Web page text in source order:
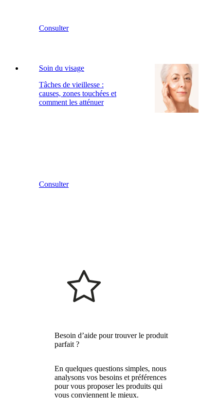
Consulter
Soin du visage
Tâches de vieillesse :
causes, zones touchées et
comment les atténuer
Consulter
Besoin d’aide pour trouver le produit
parfait ?
En quelques questions simples, nous
analysons vos besoins et préférences
pour vous proposer les produits qui
vous conviennent le mieux.